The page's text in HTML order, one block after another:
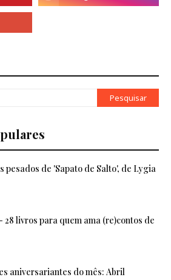
pesados de 'Sapato de Salto', de Lygia
28 livros para quem ama (re)contos de
aniversariantes do mês: Abril